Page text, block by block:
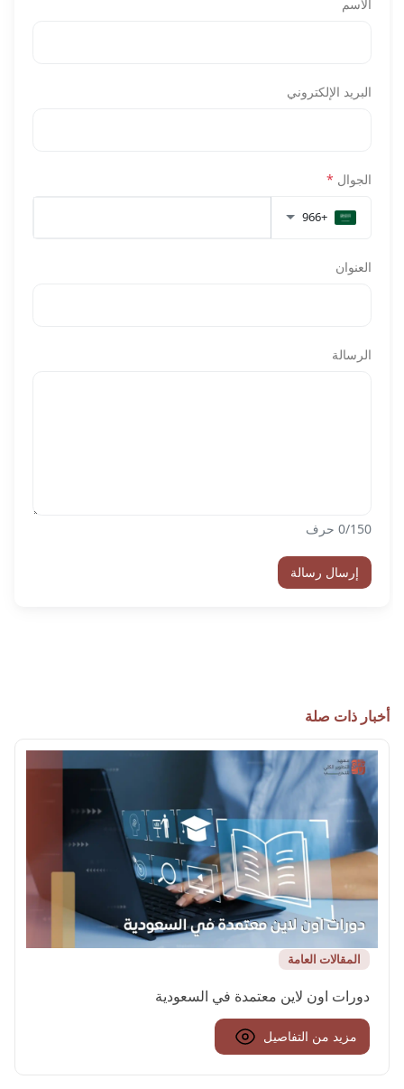
الاسم
البريد الإلكتروني
الجوال *
+966
العنوان
الرسالة
0/150 حرف
إرسال رسالة
أخبار ذات صلة
المقالات العامة
دورات اون لاين معتمدة في السعودية
مزيد من التفاصيل